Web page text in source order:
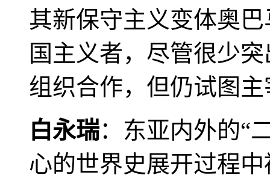
其新保守主义变体奥
国主义者，尽管很少
组织合作，但仍试图
白永瑞：东亚内外的“
心的世界史展开过程